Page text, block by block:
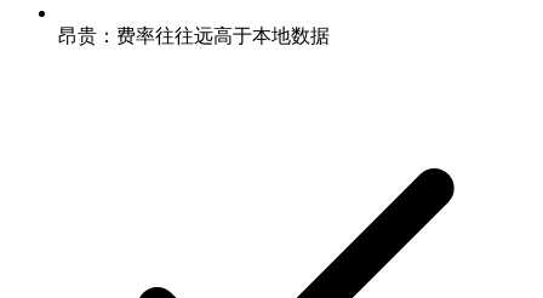
昂贵：费率往往远高于本地数据